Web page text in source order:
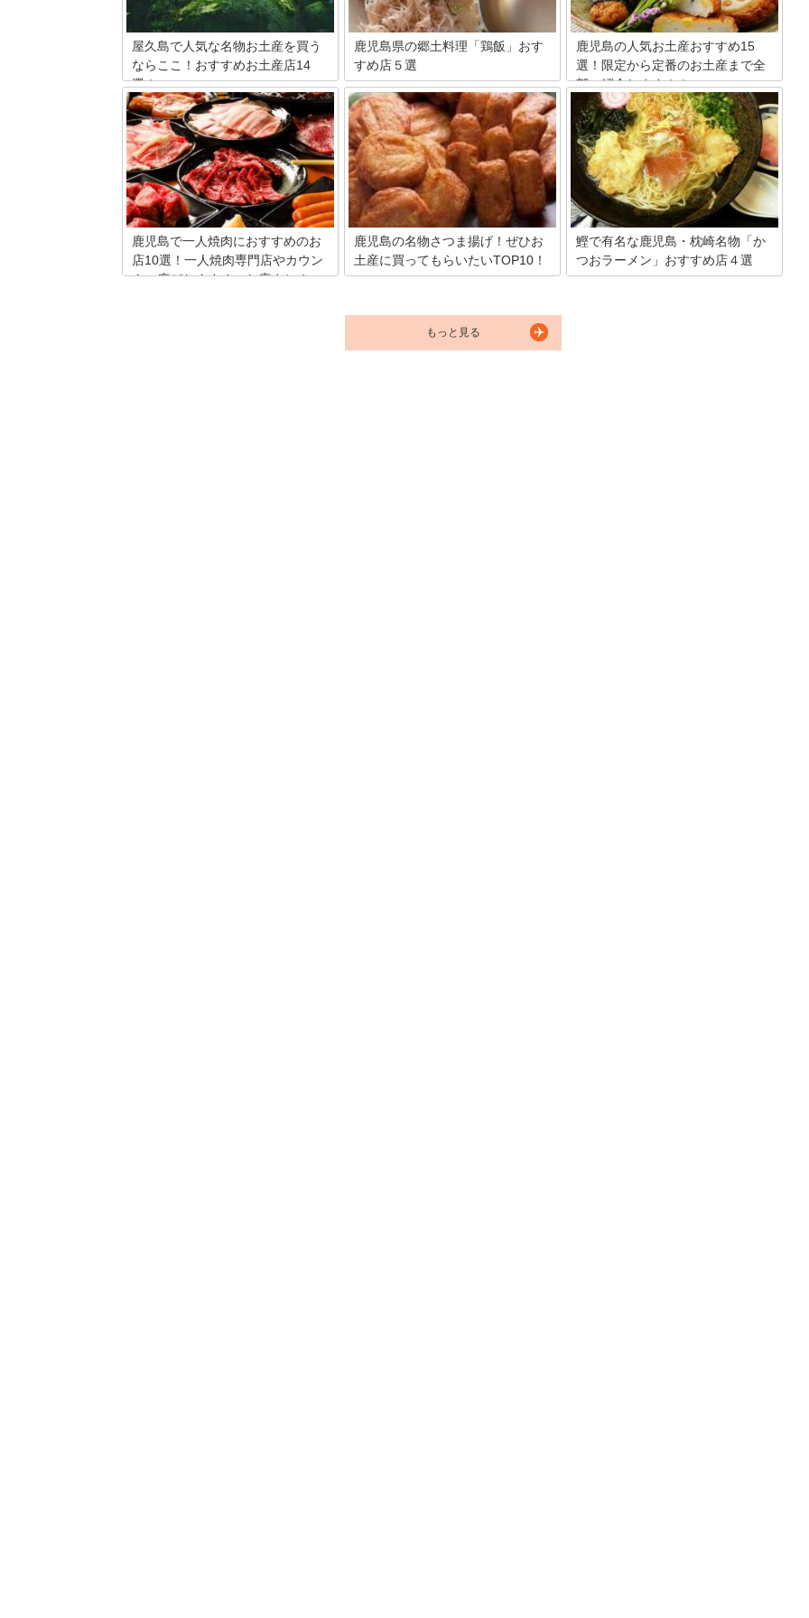
きっと見つかるはず。この機会に是非ご
覧ください。
介していきます。
屋久島で人気な名物お土産を買う
ならここ！おすすめお土産店14
選！
もののけ姫の舞台のモデルになったと言
われる鹿児島県の屋久島。神秘的な美し
い山、樹齢1000年を超える屋久杉、澄み
切った美しい海など、自然の生命力にあ
ふれ、パワースポットとしても人気。今
回は、そんな屋久島にある素敵なお土産
屋さんをまとめてみました！
鹿児島県の郷土料理「鶏飯」おす
すめ店５選
鹿児島県の奄美大島の郷土料理「鶏飯」
はご存知ですか？鶏飯と書いて、けいは
んと読むこの郷土料理は、お米の上に、
ほぐした鶏肉、錦糸卵、パパイヤ漬け・
島ミカンなどの南国の具材と薬味をの
せ、スープをかけて食べる料理です。奄
美大島の郷土料理ですが、鹿児島県のお
店でも提供されています。今回は、本場
の奄美大島と鹿児島県で鶏飯が食べられ
るオススメのお店を5店舗ご紹介いたし
ます。
鹿児島の人気お土産おすすめ15
選！限定から定番のお土産まで全
部ご紹介します！！
鹿児島のお土産といえば、何を思い浮か
べるでしょうか？鹿児島には名産品が多
く、バラエティ豊かなお土産が揃ってい
ます。ここではおすすめの鹿児島のお土
産を厳選して15個ご紹介！
鹿児島で一人焼肉におすすめのお
店10選！一人焼肉専門店やカウン
ター席がおすすめのお店まとめ
鹿児島の名物さつま揚げ！ぜひお
土産に買ってもらいたいTOP10！
あります。中でも全国で有名な鹿児島名
物さつま揚げ。今回は、お土産としてお
すすめの人気のさつま揚げ10店舗をご紹
鰹で有名な鹿児島・枕崎名物「か
つおラーメン」おすすめ店４選
もっと見る